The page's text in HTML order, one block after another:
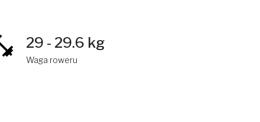
29 - 29.6 kg
Waga roweru